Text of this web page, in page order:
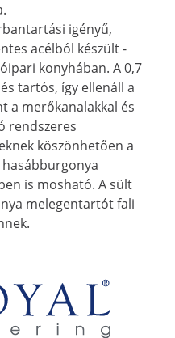
igényű,
acélból készült -
konyhában. A 0,7
tartós, így ellenáll a
a merőkanalakkal és
rendszeres
köszönhetően a
is mosható. A sült
melegentartót fali